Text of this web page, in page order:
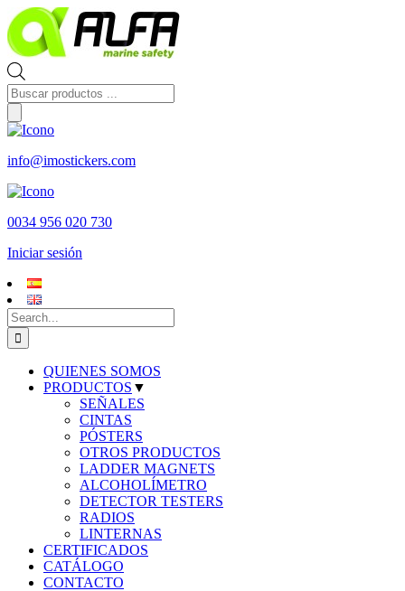
Skip
to
content
Búsqueda
de
productos
info@imostickers.com
0034 956 020 730
Iniciar sesión
Search
for:
QUIENES SOMOS
PRODUCTOS ▼
SEÑALES
CINTAS
PÓSTERS
OTROS PRODUCTOS
LADDER MAGNETS
ALCOHOLÍMETRO
DETECTOR TESTERS
RADIOS
LINTERNAS
CERTIFICADOS
CATÁLOGO
CONTACTO